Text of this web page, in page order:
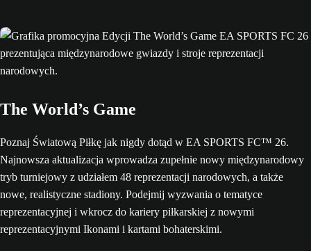
The World’s Game
Poznaj Światową Piłkę jak nigdy dotąd w EA SPORTS FC™ 26.
Najnowsza aktualizacja wprowadza zupełnie nowy międzynarodowy
tryb turniejowy z udziałem 48 reprezentacji narodowych, a także
nowe, realistyczne stadiony. Podejmij wyzwania o tematyce
reprezentacyjnej i wkrocz do kariery piłkarskiej z nowymi
reprezentacyjnymi Ikonami i kartami bohaterskimi.